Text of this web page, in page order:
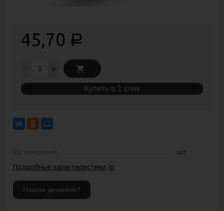
45,70 Р
- +
Купить в 1 клик
Ед. измерения шт
Подробные характеристики